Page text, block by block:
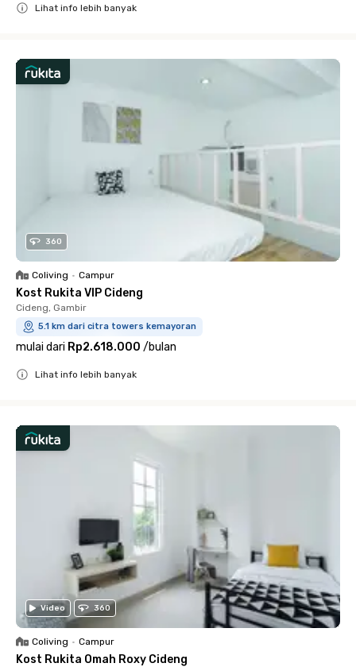
Lihat info lebih banyak
360
Coliving • Campur
Kost Rukita VIP Cideng
Cideng, Gambir
5.1 km dari citra towers kemayoran
mulai dari Rp2.618.000 /bulan
Lihat info lebih banyak
Video 360
Coliving • Campur
Kost Rukita Omah Roxy Cideng